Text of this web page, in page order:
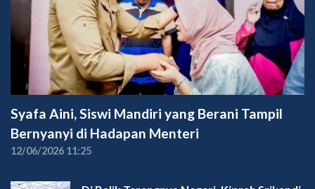
Syafa Aini, Siswi Mandiri yang Berani Tampil
Bernyanyi di Hadapan Menteri
12/06/2026 11:25